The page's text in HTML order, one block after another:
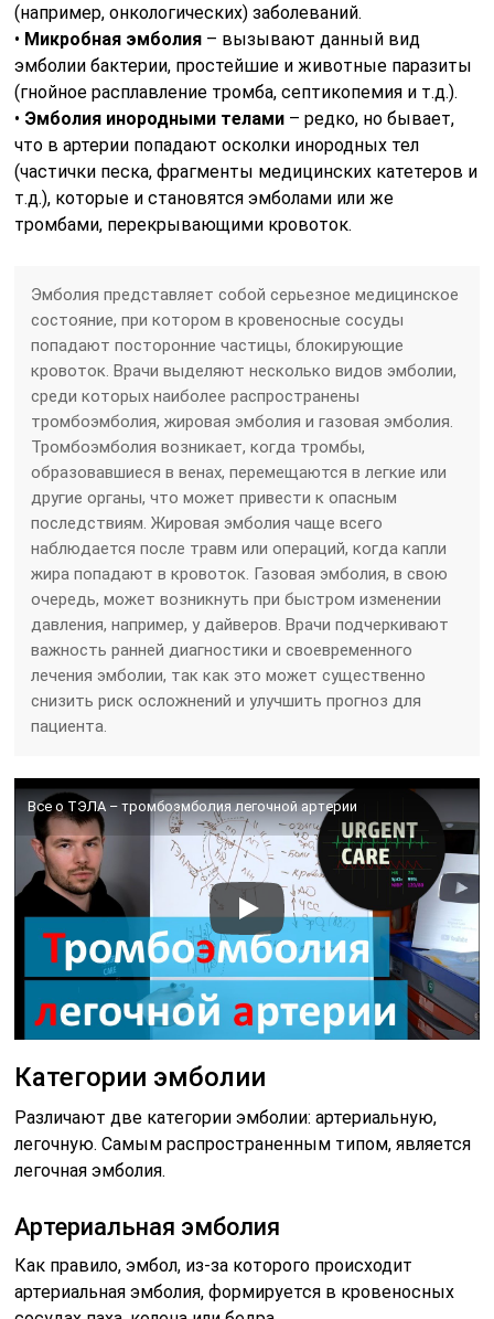
(например, онкологических) заболеваний.
• Микробная эмболия – вызывают данный вид
эмболии бактерии, простейшие и животные паразиты
(гнойное расплавление тромба, септикопемия и т.д.).
• Эмболия инородными телами – редко, но бывает,
что в артерии попадают осколки инородных тел
(частички песка, фрагменты медицинских катетеров и
т.д.), которые и становятся эмболами или же
тромбами, перекрывающими кровоток.
Эмболия представляет собой серьезное медицинское
состояние, при котором в кровеносные сосуды
попадают посторонние частицы, блокирующие
кровоток. Врачи выделяют несколько видов эмболии,
среди которых наиболее распространены
тромбоэмболия, жировая эмболия и газовая эмболия.
Тромбоэмболия возникает, когда тромбы,
образовавшиеся в венах, перемещаются в легкие или
другие органы, что может привести к опасным
последствиям. Жировая эмболия чаще всего
наблюдается после травм или операций, когда капли
жира попадают в кровоток. Газовая эмболия, в свою
очередь, может возникнуть при быстром изменении
давления, например, у дайверов. Врачи подчеркивают
важность ранней диагностики и своевременного
лечения эмболии, так как это может существенно
снизить риск осложнений и улучшить прогноз для
пациента.
Все о ТЭЛА – тромбоэмболия легочной артерии
Категории эмболии
Различают две категории эмболии: артериальную,
легочную. Самым распространенным типом, является
легочная эмболия.
Артериальная эмболия
Как правило, эмбол, из-за которого происходит
артериальная эмболия, формируется в кровеносных